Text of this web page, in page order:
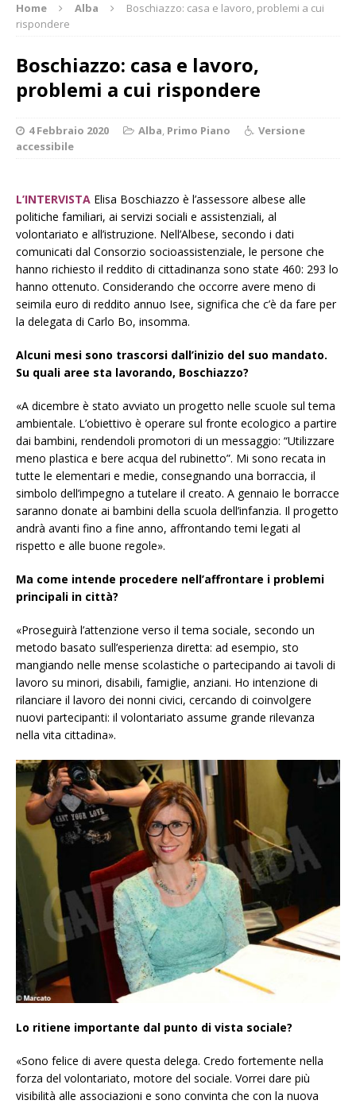
Home Alba
Boschiazzo: casa e lavoro, problemi a cui
rispondere
Boschiazzo: casa e lavoro,
problemi a cui rispondere
4 Febbraio 2020 Alba, Primo Piano
Versione
accessibile
L’INTERVISTA Elisa Boschiazzo è l’assessore albese alle
politiche familiari, ai servizi sociali e assistenziali, al
volontariato e all’istruzione. Nell’Albese, secondo i dati
comunicati dal Consorzio socioassistenziale, le persone che
hanno richiesto il reddito di cittadinanza sono state 460: 293 lo
hanno ottenuto. Considerando che occorre avere meno di
seimila euro di reddito annuo Isee, significa che c’è da fare per
la delegata di Carlo Bo, insomma.
Alcuni mesi sono trascorsi dall’inizio del suo mandato.
Su quali aree sta lavorando, Boschiazzo?
«A dicembre è stato avviato un progetto nelle scuole sul tema
ambientale. L’obiettivo è operare sul fronte ecologico a partire
dai bambini, rendendoli promotori di un messaggio: “Utilizzare
meno plastica e bere acqua del rubinetto”. Mi sono recata in
tutte le elementari e medie, consegnando una borraccia, il
simbolo dell’impegno a tutelare il creato. A gennaio le borracce
saranno donate ai bambini della scuola dell’infanzia. Il progetto
andrà avanti fino a fine anno, affrontando temi legati al
rispetto e alle buone regole».
Ma come intende procedere nell’affrontare i problemi
principali in città?
«Proseguirà l’attenzione verso il tema sociale, secondo un
metodo basato sull’esperienza diretta: ad esempio, sto
mangiando nelle mense scolastiche o partecipando ai tavoli di
lavoro su minori, disabili, famiglie, anziani. Ho intenzione di
rilanciare il lavoro dei nonni civici, cercando di coinvolgere
nuovi partecipanti: il volontariato assume grande rilevanza
nella vita cittadina».
Lo ritiene importante dal punto di vista sociale?
«Sono felice di avere questa delega. Credo fortemente nella
forza del volontariato, motore del sociale. Vorrei dare più
visibilità alle associazioni e sono convinta che con la nuova